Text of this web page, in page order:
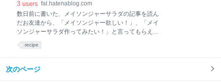
まねぎ：１／４個 レタス：１枚 プチトマト：４個 ★
ピザ用チーズ：好きなだけ ★ケチャップ：大さじ２ ★
ウスターソース：大さじ１ ★カレー粉：小さじ１／２
★塩：少々 ★こしょう：少々 サルサソース：好きなだ
しておきます。野菜はきれいに洗ってしっかり水を切
ートを作ります。フライパンに油（分量外）を
3 users fal.hatenablog.com
数日前に書いた、メイソンジャーサラダの記事を読ん
だお友達から、「メイソンジャー欲しい！」、「メイ
ソンジャーサラダ作ってみたい！」と言ってもらえる
ャーが共通の話題になってきて嬉しいです。 申し訳な
や作り方を詳しく教えて欲しいと言われることもある
recipe
次のページ